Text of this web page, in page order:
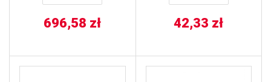
696,58 zł 42,33 zł